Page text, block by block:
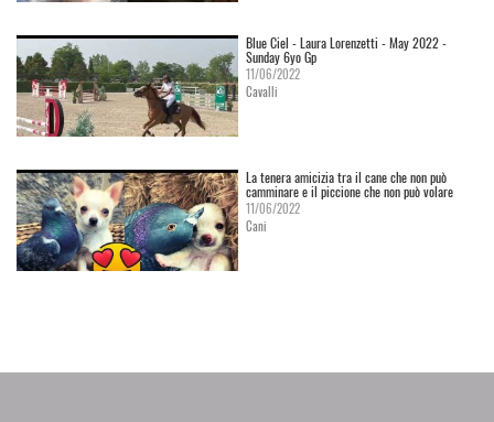
Blue Ciel - Laura Lorenzetti - May 2022 -
Sunday 6yo Gp
11/06/2022
Cavalli
La tenera amicizia tra il cane che non può
camminare e il piccione che non può volare
11/06/2022
Cani